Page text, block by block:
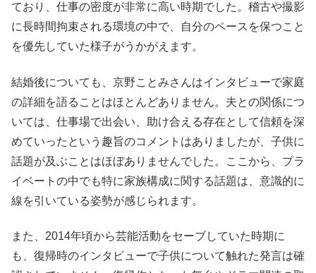
ており、仕事の密度が非常に高い時期でした。稽古や撮影
に長時間拘束される環境の中で、自分のペースを保つこと
を優先していた様子がうかがえます。
結婚後についても、京野ことみさんはインタビューで家庭
の詳細を語ることはほとんどありません。夫との関係につ
いては、仕事場で出会い、助け合える存在として信頼を深
めていったという趣旨のコメントはありましたが、子供に
話題が及ぶことはほぼありませんでした。ここから、プラ
イベートの中でも特に家族構成に関する話題は、意識的に
線を引いている姿勢が感じられます。
また、2014年頃から芸能活動をセーブしていた時期に
も、復帰時のインタビューで子供について触れた発言は確